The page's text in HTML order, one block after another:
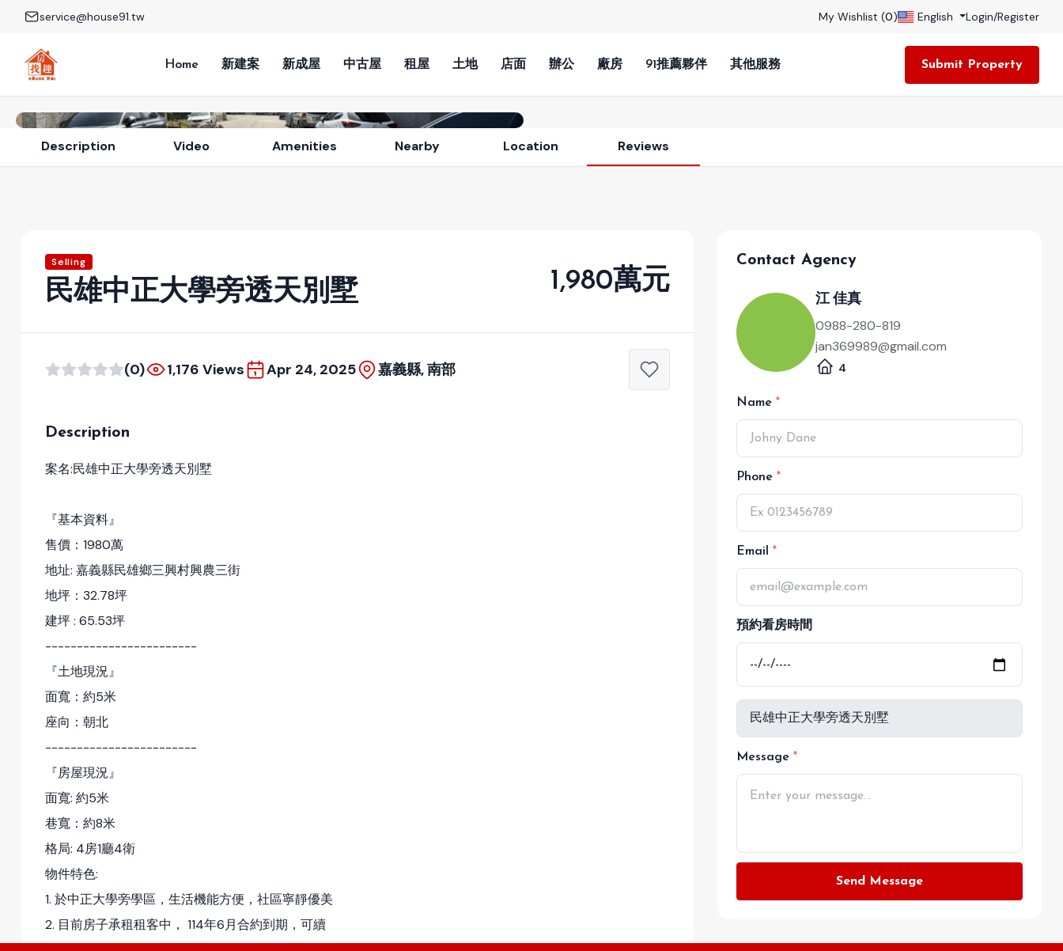
service@house91.tw My Wishlist (0) English Login/Register
Home 新建案 新成屋 中古屋 租屋 土地 店面 辦公 廠房 91推薦夥伴 其他服務 Submit Property
View All Photos (13)
Description Video Amenities Nearby Location Reviews
Selling
民雄中正大學旁透天別墅 1,980萬元
(0) 1,176 Views Apr 24, 2025 嘉義縣, 南部
Description
案名:民雄中正大學旁透天別墅
『基本資料』
售價：1980萬
地址: 嘉義縣民雄鄉三興村興農三街
地坪：32.78坪
建坪 : 65.53坪
------------------------
『土地現況』
面寬：約5米
座向：朝北
------------------------
『房屋現況』
面寬: 約5米
巷寬：約8米
格局: 4房1廳4衛
物件特色:
1. 於中正大學旁學區，生活機能方便，社區寧靜優美
2. 目前房子承租租客中， 114年6月合約到期，可續
Contact Agency
江 佳真
0988-280-819
jan369989@gmail.com
4
Name
Phone
Email
預約看房時間
Message
Send Message